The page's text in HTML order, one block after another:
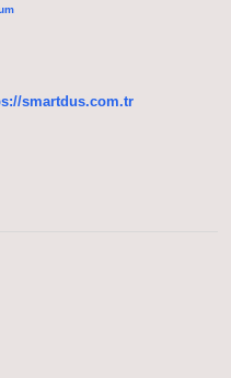
smartdus.com.tr